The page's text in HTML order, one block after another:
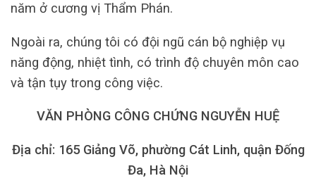
năm ở cương vị Thẩm Phán.
Ngoài ra, chúng tôi có đội ngũ cán bộ nghiệp vụ
năng động, nhiệt tình, có trình độ chuyên môn cao
và tận tụy trong công việc.
VĂN PHÒNG CÔNG CHỨNG NGUYỄN HUỆ
Địa chỉ: 165 Giảng Võ, phường Cát Linh, quận Đống
Đa, Hà Nội